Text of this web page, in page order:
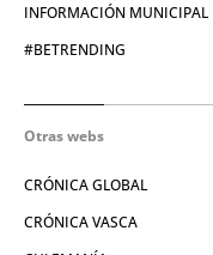
INFORMACIÓN MUNICIPAL
#BETRENDING
Otras webs
CRÓNICA GLOBAL
CRÓNICA VASCA